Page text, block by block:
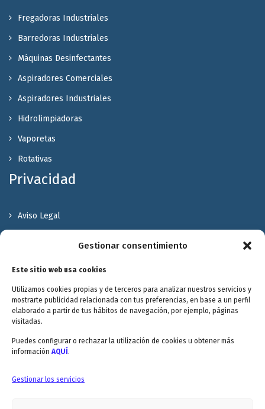
Gestionar consentimiento
Este sitio web usa cookies
Utilizamos cookies propias y de terceros para analizar nuestros servicios y
mostrarte publicidad relacionada con tus preferencias, en base a un perfil
elaborado a partir de tus hábitos de navegación, por ejemplo, páginas
visitadas.
Puedes configurar o rechazar la utilización de cookies u obtener más
información AQUÍ .
Gestionar los servicios
Fregadoras Industriales
Barredoras Industriales
Máquinas Desinfectantes
Aspiradores Comerciales
Aspiradores Industriales
Hidrolimpiadoras
Vaporetas
Rotativas
Privacidad
Aviso Legal
Valóranos
Envitec Murcia: Maquinaria de limpieza industrial